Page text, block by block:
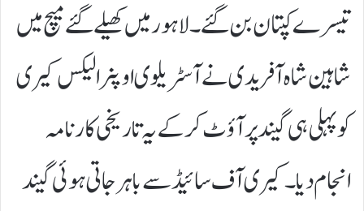
تیسرے کپتان بن گئے۔لاہور میں کھیلے گئے میچ میں
شاہین شاہ آفریدی نے آسٹریلوی اوپنر الیکس کیری
کو پہلی ہی گیند پر آؤٹ کر کے یہ تاریخی کارنامہ
انجام دیا۔ کیری آف سائیڈ سے باہر جاتی ہوئی گیند